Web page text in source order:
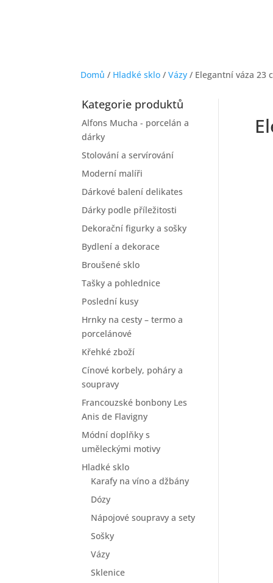
Domů / Hladké sklo / Vázy / Elegantní váza 23
Kategorie produktů
Alfons Mucha - porcelán a
dárky
Stolování a servírování
Moderní malíři
Dárkové balení delikates
Dárky podle příležitosti
Dekorační figurky a sošky
Bydlení a dekorace
Broušené sklo
Tašky a pohlednice
Poslední kusy
Hrnky na cesty – termo a
porcelánové
Křehké zboží
Cínové korbely, poháry a
soupravy
Francouzské bonbony Les
Anis de Flavigny
Módní doplňky s
uměleckými motivy
Hladké sklo
Karafy na víno a džbány
Dózy
Nápojové soupravy a sety
Sošky
Vázy
Sklenice